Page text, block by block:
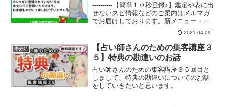
----------【簡単１０秒登録♪】鑑定や表に出
せないスピ情報などのご案内はメルマガ
でお届けしております。新メニュー・新
商品のご案内も「１番最初」にメルマガ
の読者様へお届けしておりますので、お
見逃し無いようご登録くださいませ(*
´∀`*...
2021.04.09
未分類
【占い師さんのための集客講座３
５】特典の勘違いのお話
占い師さんのための集客講座３５回目と
しまして、特典の勘違いについてのお話
をしていきたいと思います。